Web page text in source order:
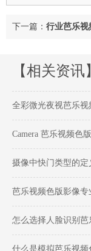
下一篇： 行业芭乐视
【相关资讯】
全彩微光夜视芭乐视
Camera 芭乐视频色
摄像中快门类型的定
芭乐视频色版影像专
怎么选择人脸识别芭
什么是模拟芭乐视